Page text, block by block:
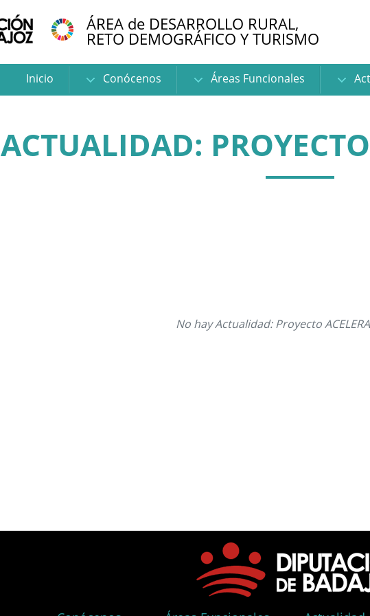
ÁREA de DESARROLLO RURAL,
RETO DEMOGRÁFICO Y TURISMO
Inicio Conócenos Áreas Funcionales
ACTUALIDAD:
No hay Actualidad: Proyecto